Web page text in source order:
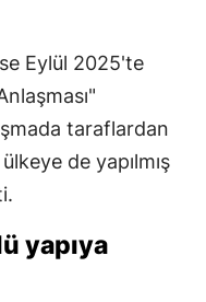
Eylül 2025'te
taraflardan
de yapılmış
yapıya